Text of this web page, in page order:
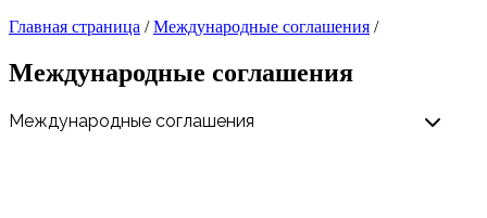
Главная страница /Международные соглашения /
Международные соглашения